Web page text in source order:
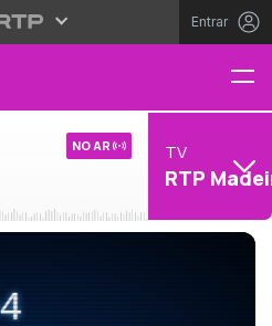
Entrar
NO AR TV
RTP